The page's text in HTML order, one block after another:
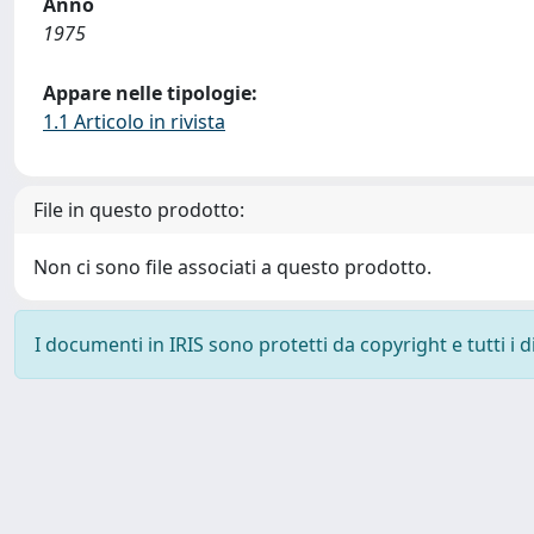
1975
Appare nelle tipologie:
1.1 Articolo in rivista
File in questo prodotto:
Non ci sono file associati a questo prodotto.
I documenti in IRIS sono protetti da copyright e tutti i